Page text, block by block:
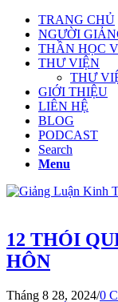
TRANG CHỦ
NGƯỜI
THẦN HỌC
THƯ VIỆN
THƯ
GIỚI THIỆU
LIÊN HỆ
BLOG
PODCAST
Search
Menu
12 THÓI
HÔN
Tháng 8 28, 2024/0